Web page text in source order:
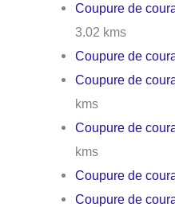
Coupure de
3.02 kms
Coupure de
Coupure de
kms
Coupure de
kms
Coupure de
Coupure de